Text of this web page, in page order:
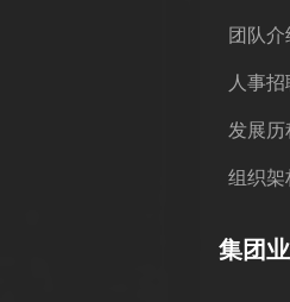
团队介
人事招
发展历
组织架
集团